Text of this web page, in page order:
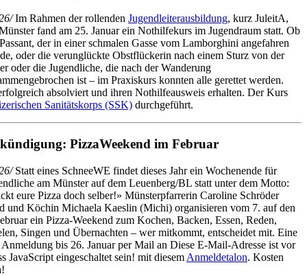
Im Rahmen der rollenden Jugendleiterausbildung, kurz JuleitA,
fand am 25. Januar ein Nothilfekurs im Jugendraum statt. Ob
der in einer schmalen Gasse vom Lamborghini angefahren
oder die verunglückte Obstflückerin nach einem Sturz von der
oder die Jugendliche, die nach der Wanderung
ist – im Praxiskurs konnten alle gerettet werden.
absolviert und ihren Nothilfeausweis erhalten. Der Kurs
Sanitätskorps (SSK) durchgeführt.
PizzaWeekend im Februar
Statt eines SchneeWE findet dieses Jahr ein Wochenende für
am Münster auf dem Leuenberg/BL statt unter dem Motto:
eure Pizza doch selber!» Münsterpfarrerin Caroline Schröder
und Köchin Michaela Kaeslin (Michi) organisieren vom 7. auf den
ein Pizza-Weekend zum Kochen, Backen, Essen, Reden,
Singen und Übernachten – wer mitkommt, entscheidet mit. Eine
bis 26. Januar per Mail an Diese E-Mail-Adresse ist vor
JavaScript eingeschaltet sein! mit diesem Anmeldetalon. Kosten